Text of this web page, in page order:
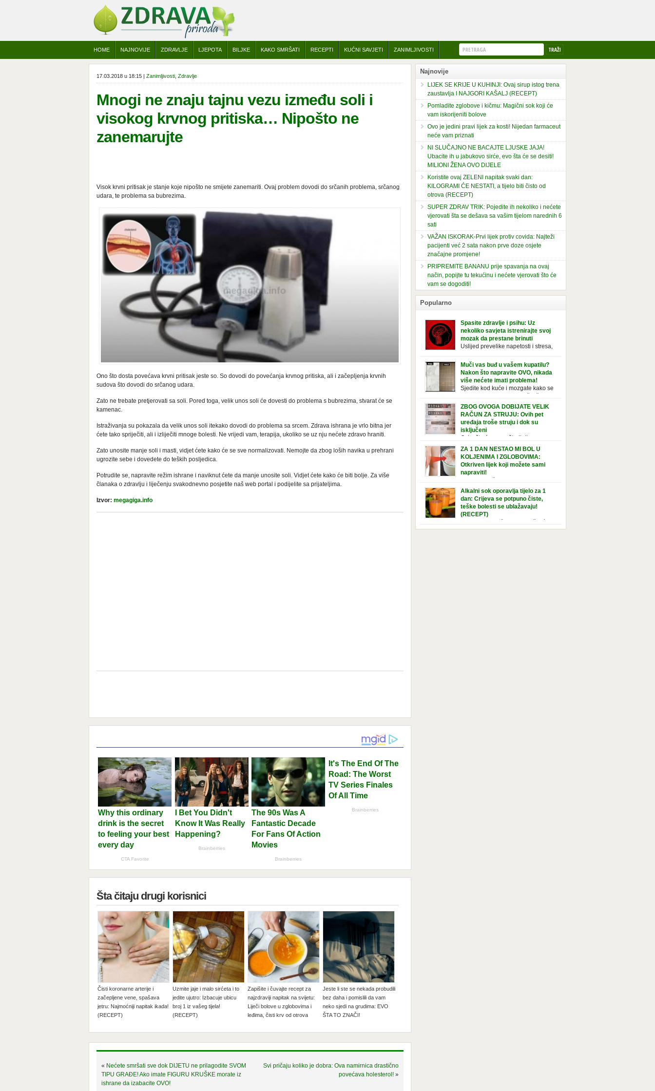
HOME NAJNOVIJE ZDRAVLJE LJEPOTA BILJKE KAKO SMRŠATI RECEPTI KUĆNI SAVJETI ZANIMLJIVOSTI
17.03.2018 u 18:15 | Zanimljivosti Zdravlje
Mnogi ne znaju tajnu vezu između soli i
visokog krvnog pritiska… Nipošto ne
zanemarujte
Visok krvni pritisak je stanje koje nipošto ne smijete zanemariti. Ovaj problem dovodi do srčanih problema, srčanog
udara, te problema sa bubrezima.
Ono što dosta povećava krvni pritisak jeste so. So dovodi do povećanja krvnog pritiska, ali i začepljenja krvnih
sudova što dovodi do srčanog udara.
Zato ne trebate pretjerovati sa soli. Pored toga, velik unos soli će dovesti do problema s bubrezima, stvarat će se
kamenac.
Istraživanja su pokazala da velik unos soli itekako dovodi do problema sa srcem. Zdrava ishrana je vrlo bitna jer
ćete tako spriječiti, ali i izliječiti mnoge bolesti. Ne vrijedi vam, terapija, ukoliko se uz nju nećete zdravo hraniti.
Zato unosite manje soli i masti, vidjet ćete kako će se sve normalizovati. Nemojte da zbog loših navika u prehrani
ugrozite sebe i dovedete do teških posljedica.
Potrudite se, napravite režim ishrane i naviknut ćete da manje unosite soli. Vidjet ćete kako će biti bolje. Za više
članaka o zdravlju i liječenju svakodnevno posjetite naš web portal i podijelite sa prijateljima.
Izvor: megagiga.info
Šta čitaju drugi korisnici
Čisti koronarne arterije i
začepljene vene, spašava
jetru: Najmoćniji napitak ikada!
(RECEPT)
Uzmite jaje i malo sirćeta i to
jedite ujutro: Izbacuje ubicu
broj 1 iz vašeg tijela!
(RECEPT)
Zapišite i čuvajte recept za
najzdraviji napitak na svijetu:
Liječi bolove u zglobovima i
leđima, čisti krv od otrova
Jeste li ste se nekada probudili
bez daha i pomislili da vam
neko sjedi na grudima: EVO
ŠTA TO ZNAČI!
« Nećete smršati sve dok DIJETU ne prilagodite SVOM
TIPU GRAĐE! Ako imate FIGURU KRUŠKE morate iz
ishrane da izabacite OVO!
Svi pričaju koliko je dobra: Ova namirnica drastično
povećava holesterol!»
Najnovije
LIJEK SE KRIJE U KUHINJI: Ovaj sirup istog trena
zaustavlja I NAJGORI KAŠALJ (RECEPT)
Pomladite zglobove i kičmu: Magični sok koji će
vam iskorijeniti bolove
Ovo je jedini pravi lijek za kosti! Nijedan farmaceut
neće vam priznati
NI SLUČAJNO NE BACAJTE LJUSKE JAJA!
Ubacite ih u jabukovo sirće, evo šta će se desiti!
MILIONI ŽENA OVO DIJELE
Koristite ovaj ZELENI napitak svaki dan:
KILOGRAMI ĆE NESTATI, a tijelo biti čisto od
otrova (RECEPT)
SUPER ZDRAV TRIK: Pojedite ih nekoliko i nećete
vjerovati šta se dešava sa vašim tijelom narednih 6
sati
VAŽAN ISKORAK-Prvi lijek protiv covida: Najteži
pacijenti već 2 sata nakon prve doze osjete
značajne promjene!
PRIPREMITE BANANU prije spavanja na ovaj
način, popijte tu tekućinu i nećete vjerovati što će
vam se dogoditi!
Popularno
Spasite zdravlje i psihu: Uz
nekoliko savjeta istrenirajte svoj
mozak da prestane brinuti
Uslijed prevelike napetosti i stresa,
podložan bolestima. Pretjerana briga ostavlja
posljedice na mentalno i na fizičko zdravlje. Može
izazvati stres, depresiju, umor i loše zdravstveno
stanje. Jeste li znali da pretjerana briga može
povećati broj otkucaja srca, otežati disanje i
odlazi […]
Muči vas buđ u vašem kupatilu?
Nakon što napravite OVO, nikada
više nećete imati problema!
Sjedite kod kuće i mozgate kako se
pločice, ili čak vašu wc šolju? Nije vam jasno kako
se stvorila tamo, no ono što vam je sigurno jasno
je da to ne izgleda nikako lijepo. Na svu sreću,
donosimo vam jednostavan pripravak koji sami
možete napraviti u vašem domu, a […]
ZBOG OVOGA DOBIJATE VELIK
RAČUN ZA STRUJU: Ovih pet
uređaja troše struju i dok su
isključeni
Osim što će vam uštedjeti novac,
isključivanje uređaja iz struje sigurnije je u slučaju
grmljavinskog nevremena kada su svi uključeni
uređaji pod rizikom od udara groma. Znate li da
vaši kućanski aparati vode tajni život dok su
isključeni? Ovo je popis uređaja koji troše
mirovanja: Punjač mobitela […]
ZA 1 DAN NESTAO MI BOL U
KOLJENIMA I ZGLOBOVIMA:
Otkriven lijek koji možete sami
napraviti!
Ovaj recept čine sastojci bogati
bromelainom, vitaminom C, silicijumom i
magnezijumom, koji ne smiruju samo bolna
koljena i zglobove, već i jačaju tetive i ligamente.
Iako se uglavnom javlja u starijoj dobi, zbog
starenja ligamenata i zglobova, to se takođe može
Alkalni sok oporavlja tijelo za 1
dan: Crijeva se potpuno čiste,
teške bolesti se ublažavaju!
(RECEPT)
Mnoge od uobičajenih poteškoća i
tegoba poput lošeg tena, neprijatnog zadaha,